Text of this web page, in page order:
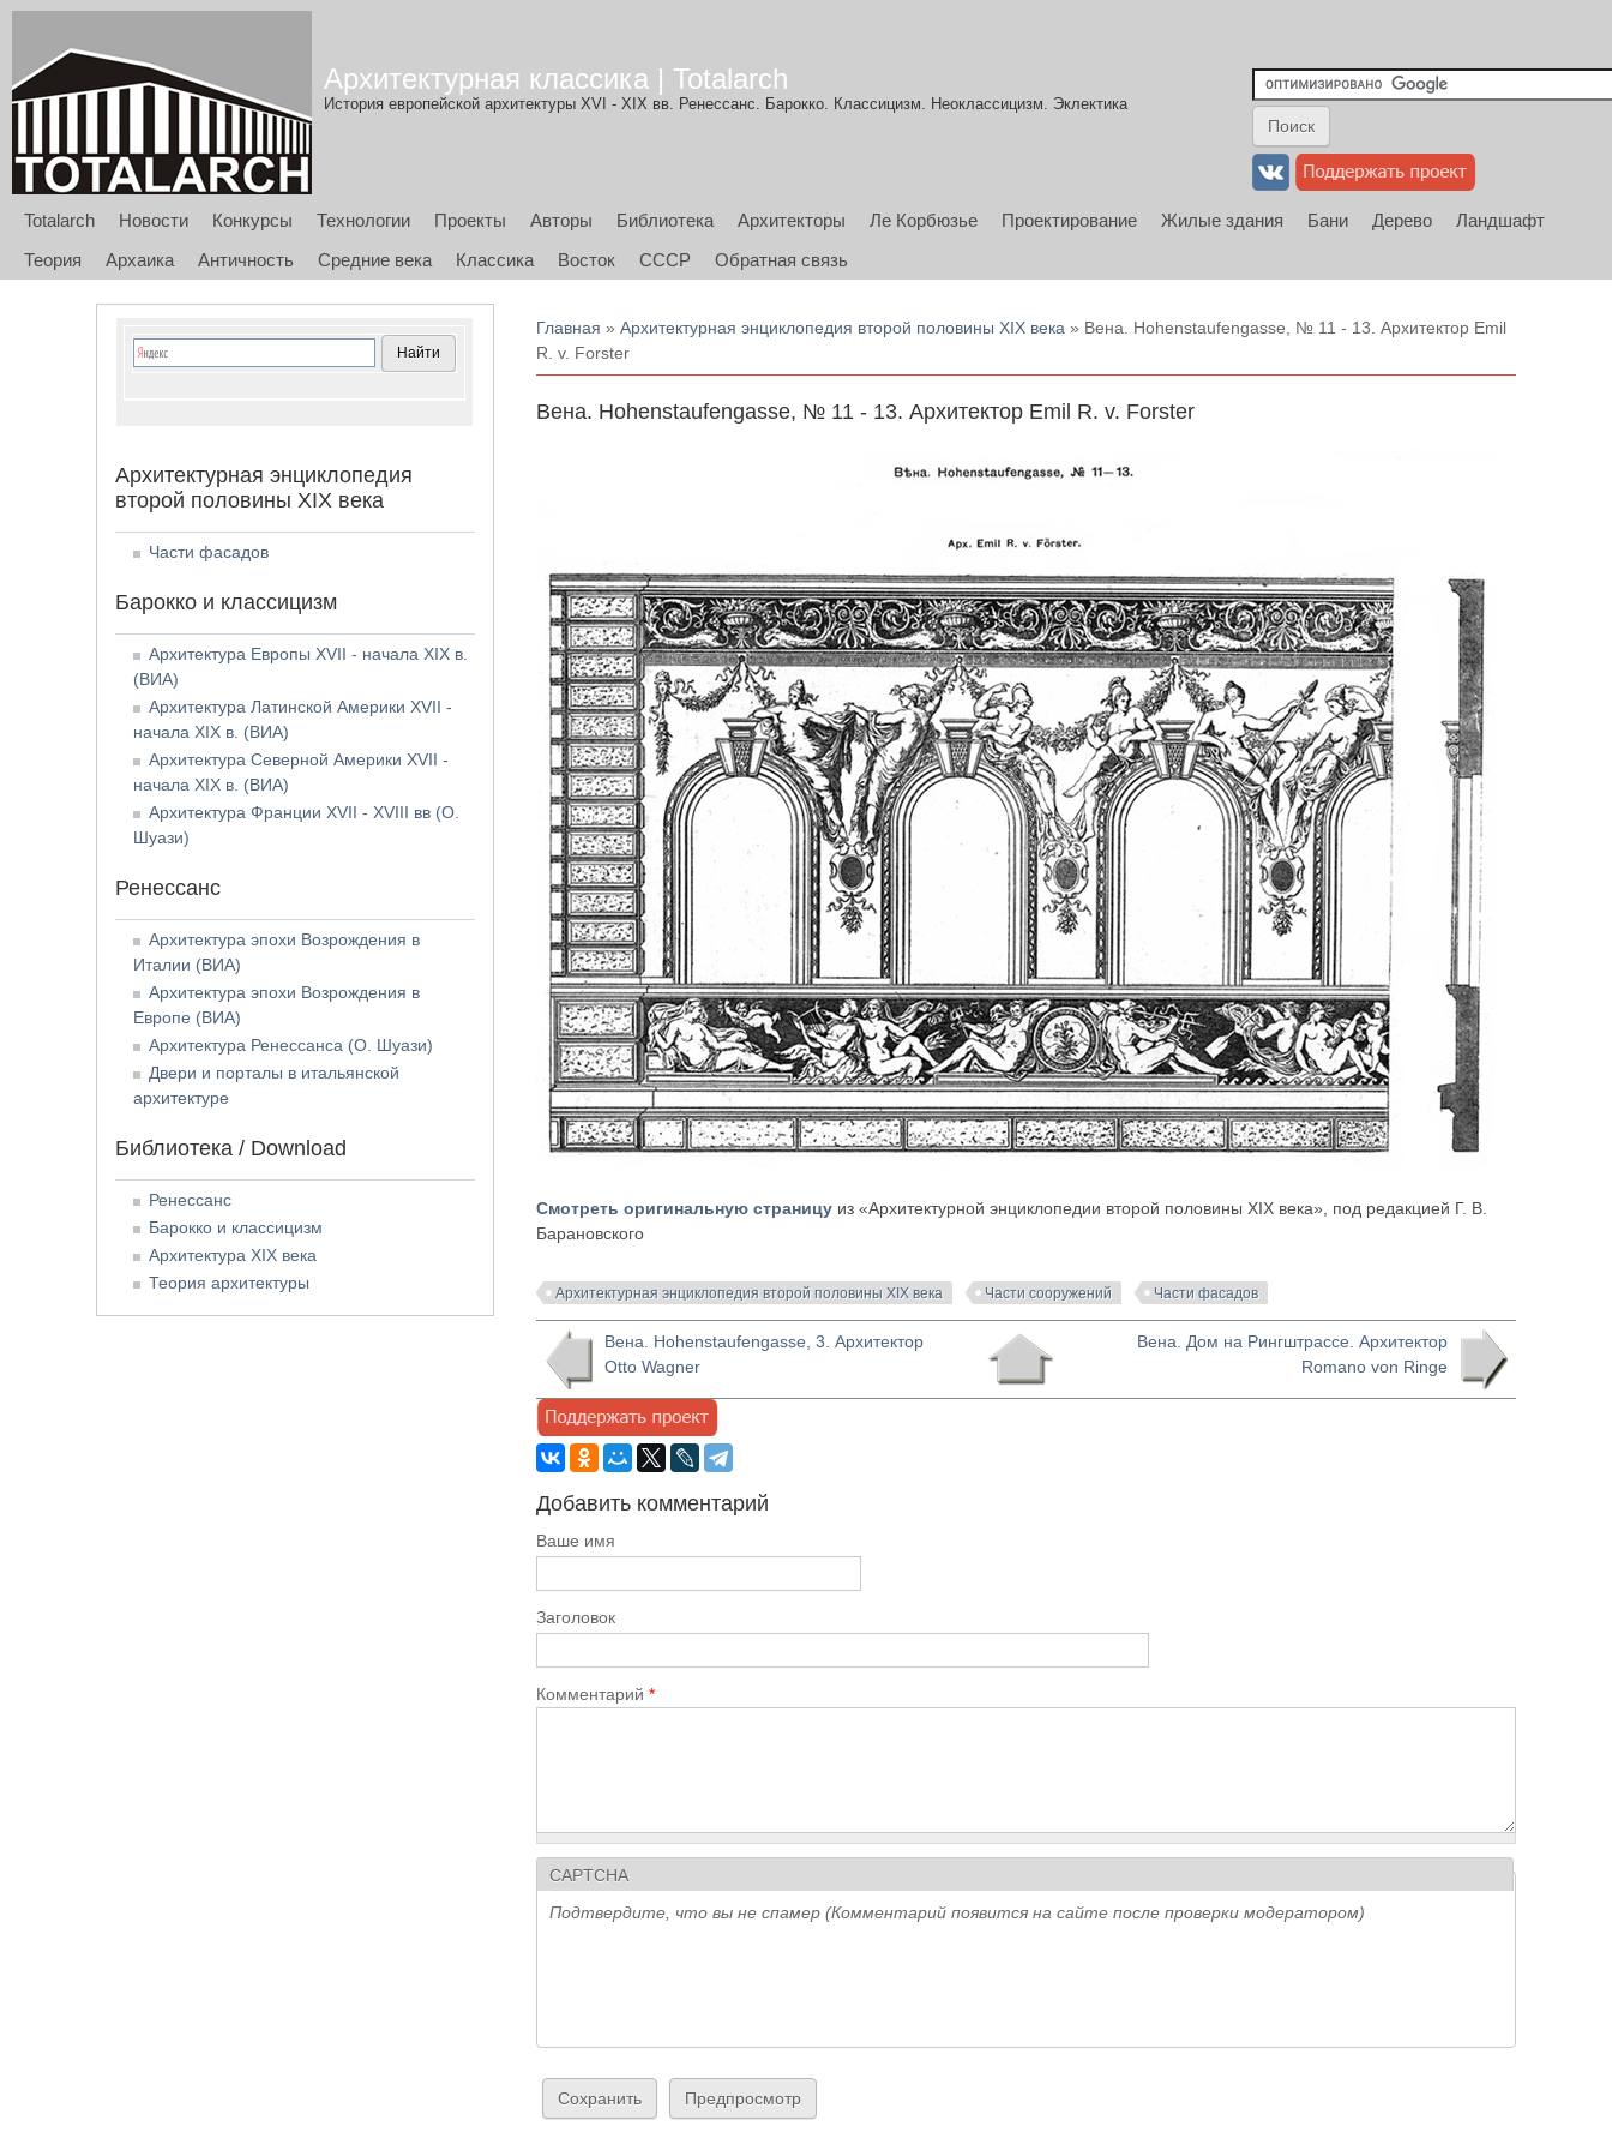
Архитектурная классика | Totalarch
История европейской архитектуры XVI - XIX вв. Ренессанс. Барокко. Классицизм. Неоклассицизм. Эклектика
Totalarch Новости Конкурсы Технологии Проекты Авторы Библиотека Архитекторы Ле Корбюзье Проектирование Жилые здания Бани Дерево
Ландшафт
Теория
Архаика Античность Средние века Классика Восток СССР Обратная связь
Вы здесь
Главная »Архитектурная энциклопедия второй половины XIX века » Вена. Hohenstaufengasse, № 11 - 13. Архитектор Emil
R. v. Forster
Вена. Hohenstaufengasse, № 11 - 13. Архитектор Emil R. v. Forster
Смотреть оригинальную страницу из «Архитектурной энциклопедии второй половины XIX века», под редакцией Г. В.
Барановского
Архитектурная энциклопедия второй половины XIX века Части сооружений Части фасадов
Вена. Hohenstaufengasse, 3. Архитектор
Otto Wagner
Вена. Дом на Рингштрассе. Архитектор
Romano von Ringe
Добавить комментарий
Ваше имя
Заголовок
Комментарий*
CAPTCHA
Подтвердите, что вы не спамер (Комментарий появится на сайте после проверки модератором)
Архитектурная энциклопедия
второй половины XIX века
Части фасадов
Барокко и классицизм
Архитектура Европы XVII - начала XIX в.
(ВИА)
Архитектура Латинской Америки XVII -
начала XIX в. (ВИА)
Архитектура Северной Америки XVII -
начала XIX в. (ВИА)
Архитектура Франции XVII - XVIII вв (О.
Шуази)
Ренессанс
Архитектура эпохи Возрождения в
Италии (ВИА)
Архитектура эпохи Возрождения в
Европе (ВИА)
Архитектура Ренессанса (О. Шуази)
Двери и порталы в итальянской
архитектуре
Библиотека / Download
Ренессанс
Барокко и классицизм
Архитектура XIX века
Теория архитектуры